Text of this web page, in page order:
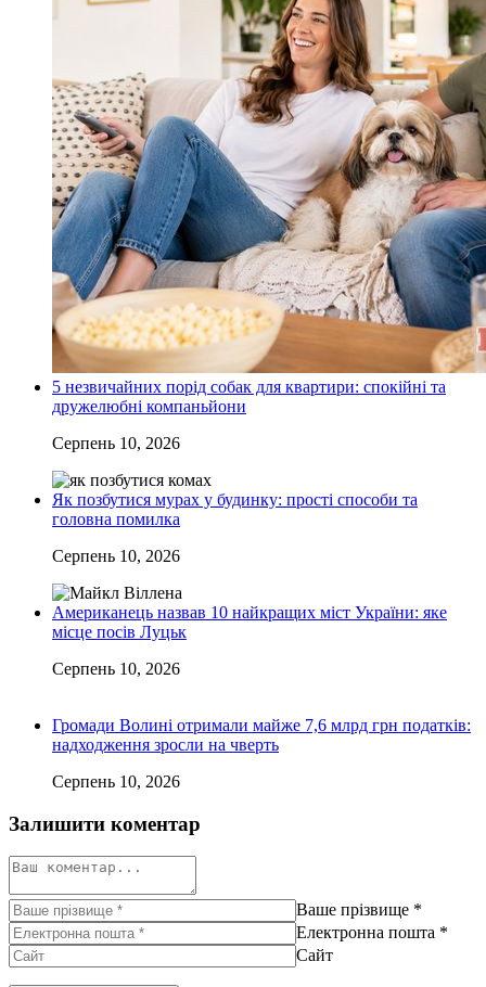
5 незвичайних порід собак для квартири: спокійні та
дружелюбні компаньйони
Серпень 10, 2026
Як позбутися мурах у будинку: прості способи та
головна помилка
Серпень 10, 2026
Американець назвав 10 найкращих міст України: яке
місце посів Луцьк
Серпень 10, 2026
Громади Волині отримали майже 7,6 млрд грн податків:
надходження зросли на чверть
Серпень 10, 2026
Залишити коментар
Ваше прізвище *
Електронна пошта *
Сайт